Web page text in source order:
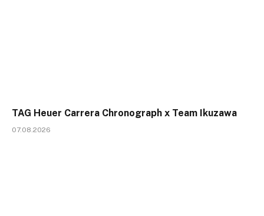
TAG Heuer Carrera Chronograph x Team Ikuzawa
07.08.2026